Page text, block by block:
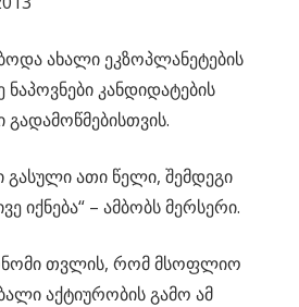
ახალი ეკზოპლანეტების
ნაპოვნები კანდიდატების
გასული ათი წელი, შემდეგი
იქნება“ – ამბობს მერსერი.
თვლის, რომ მსოფლიო
აქტიურობის გამო ამ